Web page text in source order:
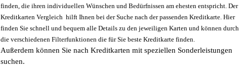
finden, die ihren individuellen Wünschen und Bedürfnissen am ehesten entspricht. Der
Kreditkarten Vergleich hilft Ihnen bei der Suche nach der passenden Kreditkarte. Hier
finden Sie schnell und bequem alle Details zu den jeweiligen Karten und können durch
die verschiedenen Filterfunktionen die für Sie beste Kreditkarte finden.
Außerdem können Sie nach Kreditkarten mit speziellen Sonderleistungen
suchen.